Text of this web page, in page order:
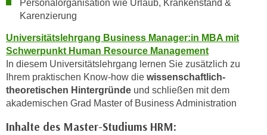
Personalorganisation wie Urlaub, Krankenstand &
Karenzierung
Universitätslehrgang Business Manager:in MBA mit
Schwerpunkt Human Resource Management
In diesem Universitätslehrgang lernen Sie zusätzlich zu
Ihrem praktischen Know-how die wissenschaftlich-
theoretischen Hintergründe und schließen mit dem
akademischen Grad Master of Business Administration
Inhalte des Master-Studiums HRM:
u
n
g
e
u